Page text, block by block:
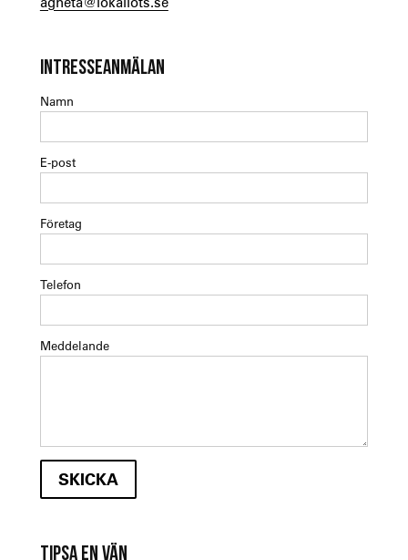
INTRESSEANMÄLAN
Namn
E-post
Företag
Telefon
Meddelande
TIPSA EN VÄN